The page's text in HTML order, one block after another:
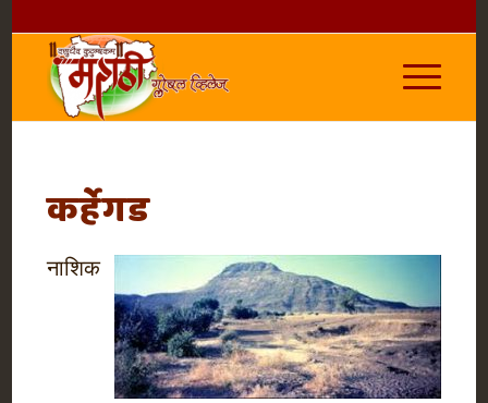
कर्हेगड
नाशिक